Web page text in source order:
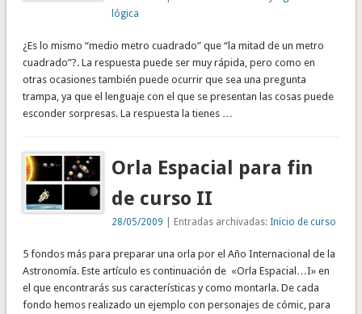
lógica
¿Es lo mismo “medio metro cuadrado” que “la mitad de un metro
cuadrado”?. La respuesta puede ser muy rápida, pero como en
otras ocasiones también puede ocurrir que sea una pregunta
trampa, ya que el lenguaje con el que se presentan las cosas puede
esconder sorpresas. La respuesta la tienes …
Orla Espacial para fin
de curso II
28/05/2009 | Entradas archivadas: Inicio de curso
5 fondos más para preparar una orla por el Año Internacional de la
Astronomía. Este artículo es continuación de «Orla Espacial…I» en
el que encontrarás sus características y como montarla. De cada
fondo hemos realizado un ejemplo con personajes de cómic, para